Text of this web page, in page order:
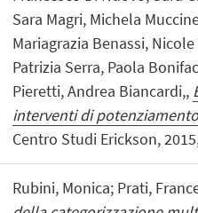
Sara Magri, Michela
Mariagrazia Benassi,
Patrizia Serra, Paola
Pieretti, Andrea Biancardi,,
interventi di
Centro Studi Erickson,
Rubini, Monica; Prati,